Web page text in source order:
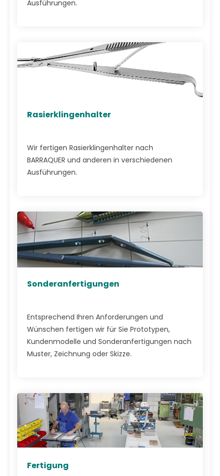
Ausführungen.
Rasierklingenhalter
Wir fertigen Rasierklingenhalter nach
BARRAQUER und anderen in verschiedenen
Ausführungen.
Sonderanfertigungen
Entsprechend Ihren Anforderungen und
Wünschen fertigen wir für Sie Prototypen,
Kundenmodelle und Sonderanfertigungen nach
Muster, Zeichnung oder Skizze.
Fertigung